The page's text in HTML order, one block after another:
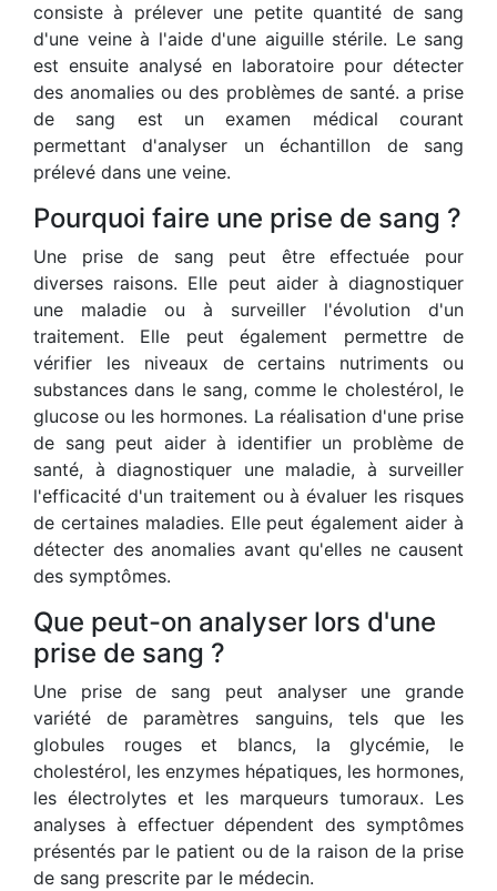
consiste à prélever une petite quantité de sang
d'une veine à l'aide d'une aiguille stérile. Le sang
est ensuite analysé en laboratoire pour détecter
des anomalies ou des problèmes de santé. a prise
de sang est un examen médical courant
permettant d'analyser un échantillon de sang
prélevé dans une veine.
Pourquoi faire une prise de sang ?
Une prise de sang peut être effectuée pour
diverses raisons. Elle peut aider à diagnostiquer
une maladie ou à surveiller l'évolution d'un
traitement. Elle peut également permettre de
vérifier les niveaux de certains nutriments ou
substances dans le sang, comme le cholestérol, le
glucose ou les hormones. La réalisation d'une prise
de sang peut aider à identifier un problème de
santé, à diagnostiquer une maladie, à surveiller
l'efficacité d'un traitement ou à évaluer les risques
de certaines maladies. Elle peut également aider à
détecter des anomalies avant qu'elles ne causent
des symptômes.
Que peut-on analyser lors d'une
prise de sang ?
Une prise de sang peut analyser une grande
variété de paramètres sanguins, tels que les
globules rouges et blancs, la glycémie, le
cholestérol, les enzymes hépatiques, les hormones,
les électrolytes et les marqueurs tumoraux. Les
analyses à effectuer dépendent des symptômes
présentés par le patient ou de la raison de la prise
de sang prescrite par le médecin.